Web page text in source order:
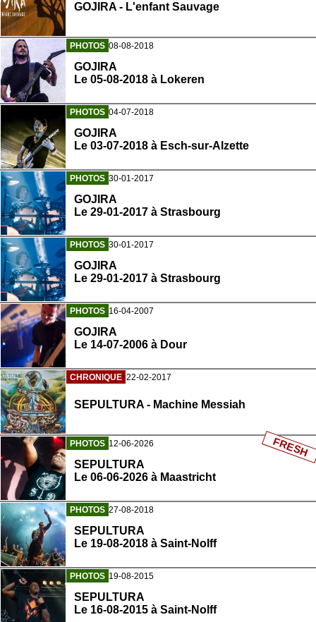
GOJIRA - L'enfant Sauvage
PHOTOS 08-08-2018
GOJIRA
Le 05-08-2018 à Lokeren
PHOTOS 04-07-2018
GOJIRA
Le 03-07-2018 à Esch-sur-Alzette
PHOTOS 30-01-2017
GOJIRA
Le 29-01-2017 à Strasbourg
PHOTOS 30-01-2017
GOJIRA
Le 29-01-2017 à Strasbourg
PHOTOS 16-04-2007
GOJIRA
Le 14-07-2006 à Dour
CHRONIQUE 22-02-2017
SEPULTURA - Machine Messiah
PHOTOS 12-06-2026
SEPULTURA
Le 06-06-2026 à Maastricht
FRESH
PHOTOS 27-08-2018
SEPULTURA
Le 19-08-2018 à Saint-Nolff
PHOTOS 19-08-2015
SEPULTURA
Le 16-08-2015 à Saint-Nolff